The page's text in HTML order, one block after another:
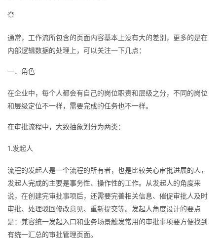
者
我
客
论
坛
的
圈
我
的
播
我
活
的
注
发
者
我
程
认
证
的
实
我
的
Programs
的
支
的
技
支
我
的
声
议
通常，工作流所包含的页面内容基本上没有大的差别，更多的是在
内部逻辑数据的处理上，可以关注一下几点：
一．角色
在企业中，每个人都会有自己的岗位职责和层级之分，不同的岗位
和层级定位不一样，需要完成的任务也不一样。
在审批流程中，大致抽象划分为两类：
1.发起人
流程的发起人是一个流程的所有者，也是比较关心审批进展的人，
发起人完成的主要是事务性、操作性的工作。从发起人的角度来
说，在创建完审批事项后，还需要完善相关信息、催促审批人及时
审批、处理驳回修改意见、重新提交等。发起人角度设计的要点
是：兼容统一发起入口和业务场景触发常用的审批事项要方便找到
有统一汇总的审批管理页面。